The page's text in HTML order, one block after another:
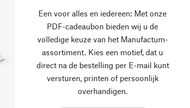
Een voor alles en iedereen: Met onze
PDF-cadeaubon bieden wij u de
volledige keuze van het Manufactum-
assortiment. Kies een motief, dat u
direct na de bestelling per E-mail kunt
versturen, printen of persoonlijk
overhandigen.